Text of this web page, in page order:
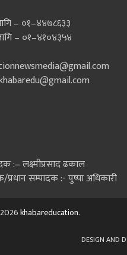
– ०१–४४७८६३३
– ०१–४१०४३५४
:– लक्ष्मीप्रसाद ढकाल
प्रधान सम्पादक :- पुष्पा अधिकारी
khabareducation.
DESIGN AND